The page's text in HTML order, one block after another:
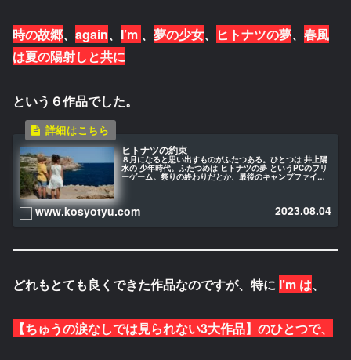
時の故郷、 again、 I’m 、 夢の少女、 ヒトナツの夢、 春風
は夏の陽射しと共に
という６作品でした。
ヒトナツの約束
８月になると思い出すものがふたつある。ひとつは 井上陽
水の 少年時代。ふたつめは ヒトナツの夢 というPCのフリ
ーゲーム。祭りの終わりだとか、最後のキャンプファイヤ
ーだとか、最後の盛り上がりが終わり急に淋しくなるや
www.kosyotyu.com 2023.08.04
どれもとても良くできた作品なのですが、特に I’m は、
【ちゅうの涙なしでは見られない3大作品】 のひとつで、